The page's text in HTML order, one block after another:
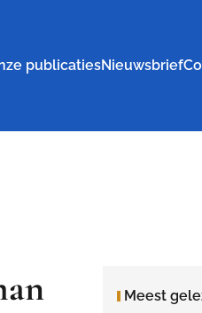
publicatiesNieuwsbrief
Meest